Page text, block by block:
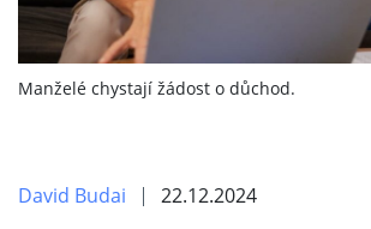
Manželé chystají žádost o důchod.
David Budai 22.12.2024